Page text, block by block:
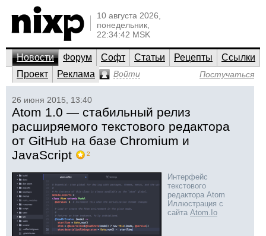
10 августа 2026,
понедельник,
22:34:42 MSK
Новости Форум Софт Статьи Рецепты
Ссылки
Проект
Реклама Войти Постучаться
26 июня 2015, 13:40
Atom 1.0 — стабильный релиз
расширяемого текстового редактора
от GitHub на базе Chromium и
JavaScript
2
Интерфейс
текстового
редактора Atom
Иллюстрация с
сайта Atom.Io